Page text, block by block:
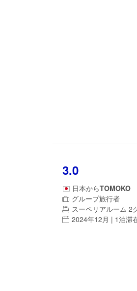
3.0
日本からTOMOKO
グループ旅行者
スーペリアルーム 2
2024年12月 | 1泊滞